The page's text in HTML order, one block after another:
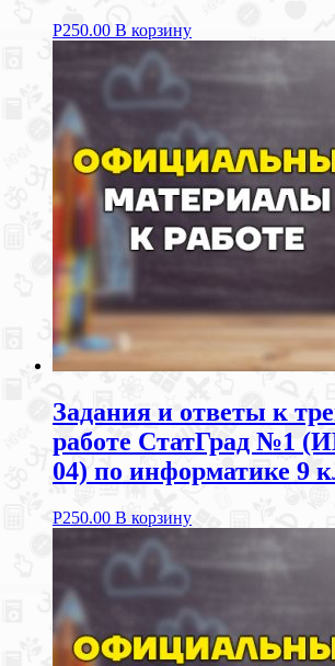
Р250.00 В корзину
Задания и ответы к
работе СтатГрад №1
04) по информатике 9
Р250.00 В корзину